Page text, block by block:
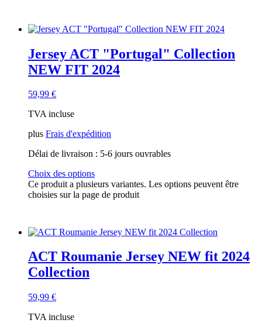
Jersey ACT "Portugal" Collection
NEW FIT 2024
59,99 €
TVA incluse
plus Frais d'expédition
Délai de livraison : 5-6 jours ouvrables
Choix des options
Ce produit a plusieurs variantes. Les options peuvent être
choisies sur la page de produit
ACT Roumanie Jersey NEW fit 2024
Collection
59,99 €
TVA incluse